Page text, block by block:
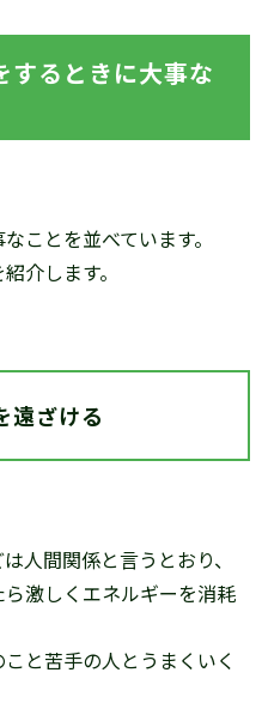
するときに大事な
ことを並べています。
介します。
遠ざける
人間関係と言うとおり、
激しくエネルギーを消耗
と苦手の人とうまくいく